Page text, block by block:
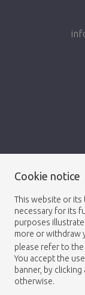
© 2026 -
Cookie notice
This website or
necessary for its
purposes
more or withdraw
please refer to the
You accept the
banner, by
otherwise.